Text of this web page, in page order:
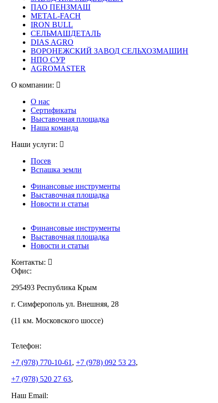
ПАО ПЕНЗМАШ
METAL-FACH
IRON BULL
СЕЛЬМАШДЕТАЛЬ
DIAS AGRO
ВОРОНЕЖСКИЙ ЗАВОД СЕЛЬХОЗМАШИН
НПО СУР
AGROMASTER
О компании:
О нас
Сертификаты
Выставочная площадка
Наша команда
Наши услуги:
Посев
Вспашка земли
Финансовые инструменты
Выставочная площадка
Новости и статьи
Финансовые инструменты
Выставочная площадка
Новости и статьи
Контакты:
Офис:
295493 Республика Крым
г. Симферополь ул. Внешняя, 28
(11 км. Московского шоссе)
Телефон:
+7 (978) 770-10-61 , +7 (978) 092 53 23,
+7 (978) 520 27 63,
Наш Email: